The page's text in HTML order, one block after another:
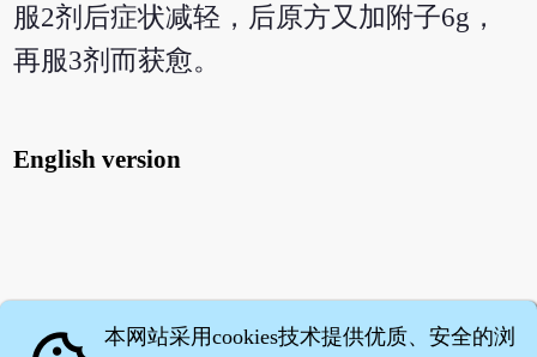
服2剂后症状减轻，后原方又加附子6g，
再服3剂而获愈。
English version
本网站采用cookies技术提供优质、安全的浏